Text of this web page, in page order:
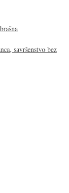
savršenstvo bez